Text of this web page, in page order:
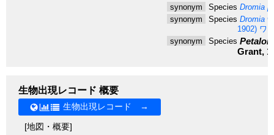
synonym
Species Dromia
synonym
Species Dromia
1902) ワ
synonym
Species
Grant,
生物出現レコード 概要
生物出現レコード →
[地図・概要]